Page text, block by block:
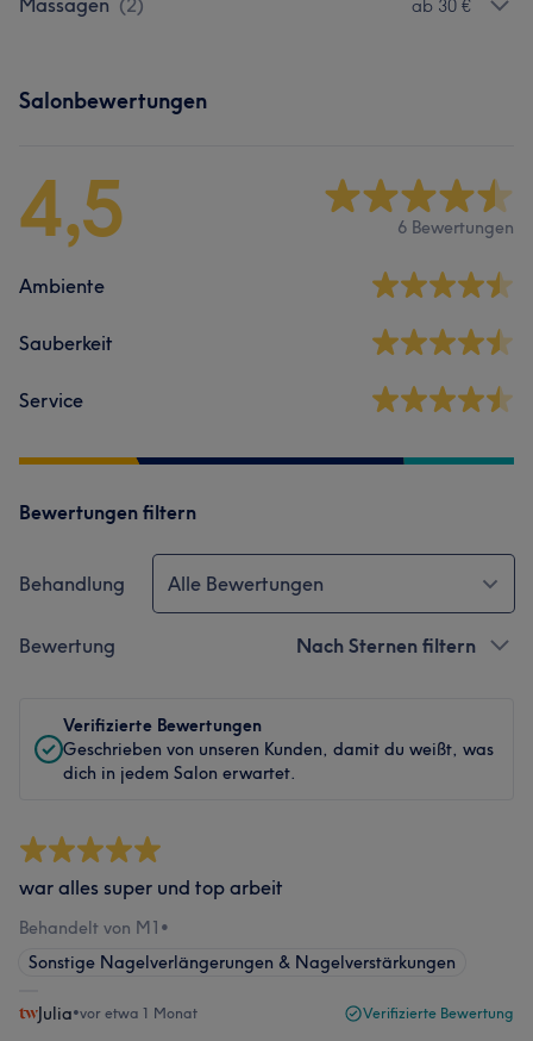
Massagen (2) ab 30 €
Salonbewertungen
4,5 6 Bewertungen
Ambiente
Sauberkeit
Service
Bewertungen filtern
Behandlung Alle Bewertungen
Bewertung Nach Sternen filtern
Verifizierte Bewertungen
Geschrieben von unseren Kunden, damit du weißt, was
dich in jedem Salon erwartet.
war alles super und top arbeit
Behandelt von M1 •
Sonstige Nagelverlängerungen & Nagelverstärkungen
Julia•vor etwa 1 Monat Verifizierte Bewertung